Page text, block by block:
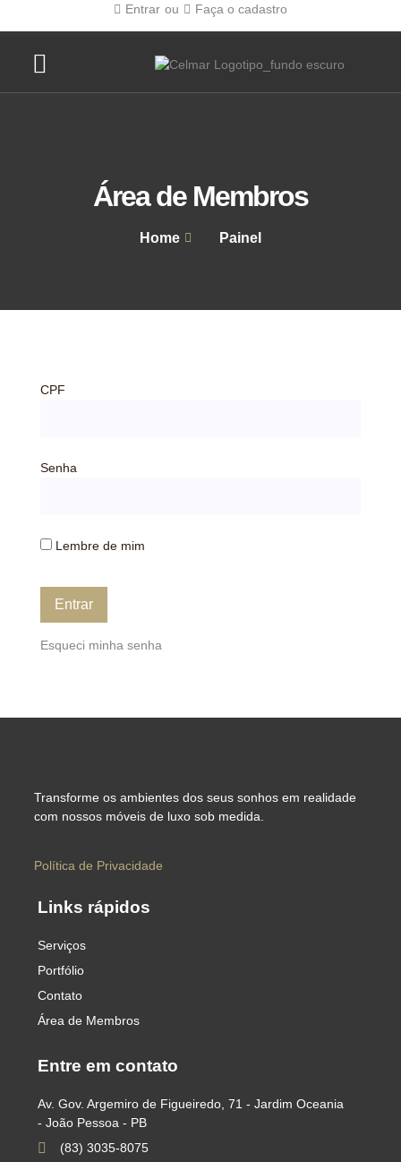
Entrar ou Faça o cadastro
Área de Membros
Home Painel
CPF
Senha
Lembre de mim
Esqueci minha senha
Transforme os ambientes dos seus sonhos em realidade
com nossos móveis de luxo sob medida.
Política de Privacidade
Links rápidos
Serviços
Portfólio
Contato
Área de Membros
Entre em contato
Av. Gov. Argemiro de Figueiredo, 71 - Jardim Oceania
- João Pessoa - PB
(83) 3035-8075